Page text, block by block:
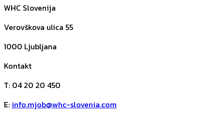
WHC Slovenija
Verovškova ulica 55
1000 Ljubljana
Kontakt
T: 04 20 20 450
E: info.mjob@whc-slovenia.com